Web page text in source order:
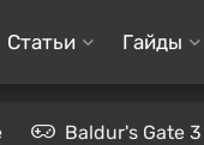
Статьи Гайды
Baldur's Gate 3